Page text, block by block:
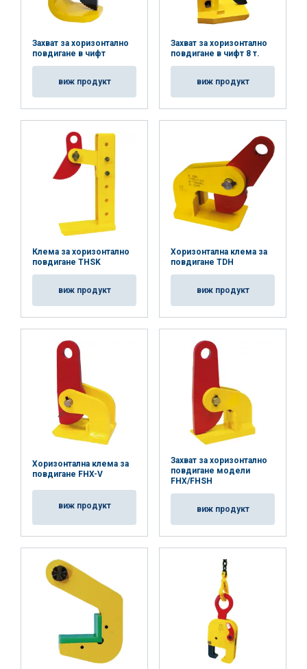
Захват за хоризонтално
повдигане в чифт
виж продукт
Захват за хоризонтално
повдигане в чифт 8 т.
виж продукт
Клема за хоризонтално
повдигане THSK
виж продукт
Хоризонтална клема за
повдигане TDH
виж продукт
Хоризонтална клема за
повдигане FHX-V
виж продукт
Захват за хоризонтално
повдигане модели
FHX/FHSH
виж продукт